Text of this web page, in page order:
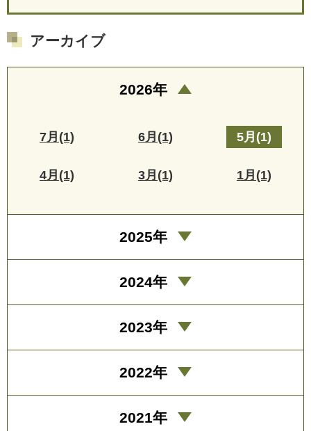
アーカイブ
2026年
7月(1) 6月(1) 5月(1)
4月(1) 3月(1) 1月(1)
2025年
2024年
2023年
2022年
2021年